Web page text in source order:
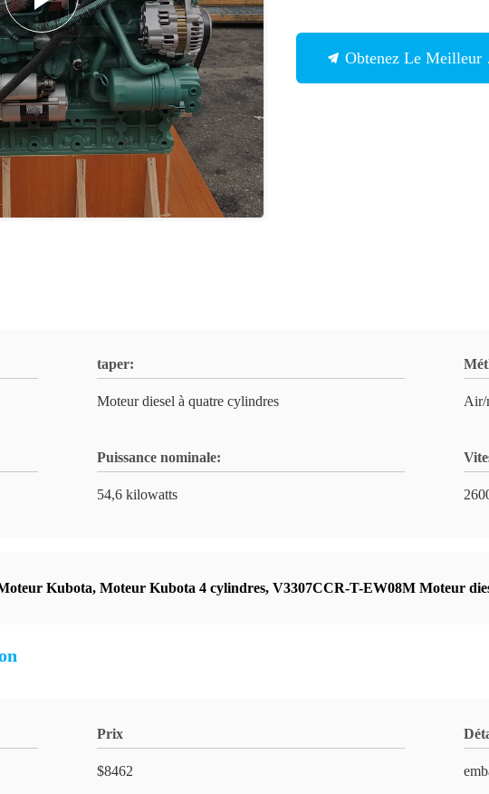
Obtenez Le Meilleur
taper:
Moteur diesel à quatre cylindres Air/
Puissance nominale:
54,6 kilowatts
Kubota, Moteur Kubota 4 cylindres, V3307CCR-T-EW08M Moteur
Prix
$8462